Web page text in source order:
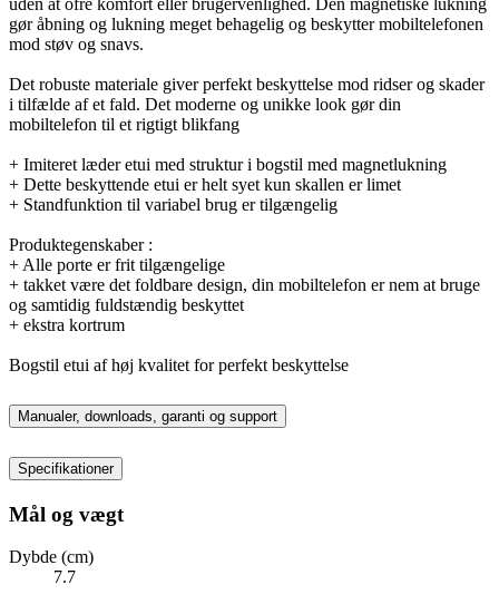
gør åbning og lukning meget behagelig og beskytter mobiltelefonen
mod støv og snavs.
Det robuste materiale giver perfekt beskyttelse mod ridser og skader
i tilfælde af et fald. Det moderne og unikke look gør din
mobiltelefon til et rigtigt blikfang
+ Imiteret læder etui med struktur i bogstil med magnetlukning
+ Dette beskyttende etui er helt syet kun skallen er limet
+ Standfunktion til variabel brug er tilgængelig
Produktegenskaber :
+ Alle porte er frit tilgængelige
+ takket være det foldbare design, din mobiltelefon er nem at bruge
og samtidig fuldstændig beskyttet
+ ekstra kortrum
Bogstil etui af høj kvalitet for perfekt beskyttelse
Manualer, downloads, garanti og support
Specifikationer
Mål og vægt
Dybde (cm)
7.7